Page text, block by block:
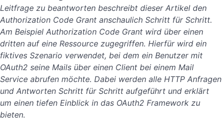
Leitfrage zu beantworten beschreibt dieser Artikel den
Authorization Code Grant anschaulich Schritt für Schritt.
Am Beispiel Authorization Code Grant wird über einen
dritten auf eine Ressource zugegriffen. Hierfür wird ein
fiktives Szenario verwendet, bei dem ein Benutzer mit
OAuth2 seine Mails über einen Client bei einem Mail
Service abrufen möchte. Dabei werden alle HTTP Anfragen
und Antworten Schritt für Schritt aufgeführt und erklärt
um einen tiefen Einblick in das OAuth2 Framework zu
bieten.